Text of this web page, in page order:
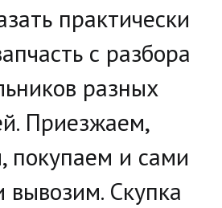
практически
с разбора
разных
Приезжаем,
покупаем и сами
вывозим. Скупка